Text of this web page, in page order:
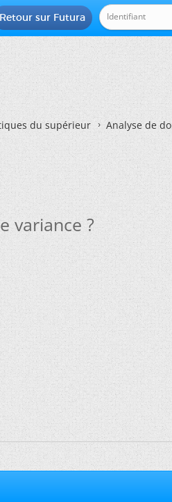
Retour sur Futura
du supérieur Analyse de
variance ?